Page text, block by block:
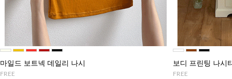
마일드 보트넥 데일리 나시
FREE
보디 프린팅 나시티
FREE